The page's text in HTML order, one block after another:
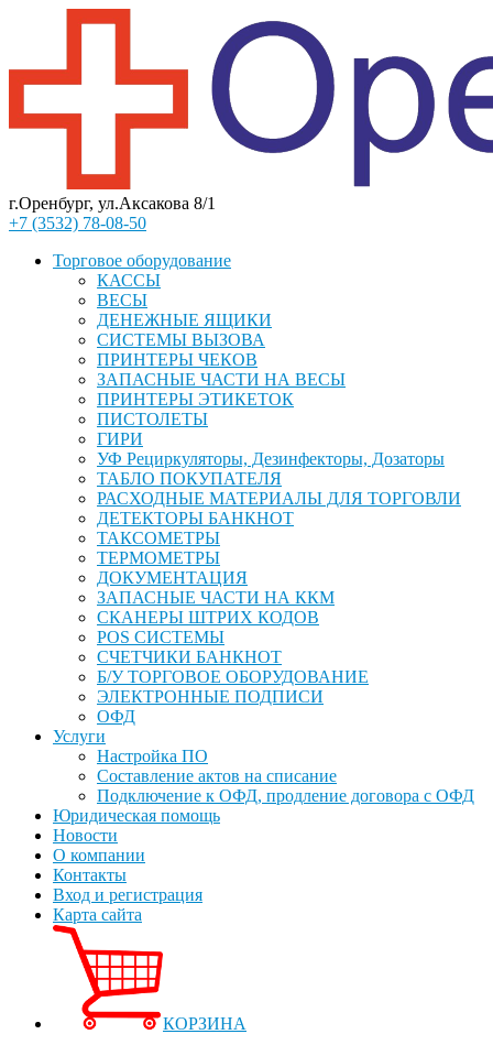
г.Оренбург, ул.Аксакова 8/1
+7 (3532) 78-08-50
Торговое оборудование
КАССЫ
ВЕСЫ
ДЕНЕЖНЫЕ ЯЩИКИ
СИСТЕМЫ ВЫЗОВА
ПРИНТЕРЫ ЧЕКОВ
ЗАПАСНЫЕ ЧАСТИ НА ВЕСЫ
ПРИНТЕРЫ ЭТИКЕТОК
ПИСТОЛЕТЫ
ГИРИ
УФ Рециркуляторы, Дезинфекторы, Дозаторы
ТАБЛО ПОКУПАТЕЛЯ
РАСХОДНЫЕ МАТЕРИАЛЫ ДЛЯ ТОРГОВЛИ
ДЕТЕКТОРЫ БАНКНОТ
ТАКСОМЕТРЫ
ТЕРМОМЕТРЫ
ДОКУМЕНТАЦИЯ
ЗАПАСНЫЕ ЧАСТИ НА ККМ
СКАНЕРЫ ШТРИХ КОДОВ
POS СИСТЕМЫ
СЧЕТЧИКИ БАНКНОТ
Б/У ТОРГОВОЕ ОБОРУДОВАНИЕ
ЭЛЕКТРОННЫЕ ПОДПИСИ
ОФД
Услуги
Настройка ПО
Составление актов на списание
Подключение к ОФД, продление договора с ОФД
Юридическая помощь
Новости
О компании
Контакты
Вход и регистрация
Карта сайта
КОРЗИНА